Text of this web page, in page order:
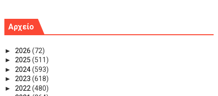
Αρχείο
► 2026 (72)
► 2025 (511)
► 2024(593)
► 2023 (618)
► 2022 (480)